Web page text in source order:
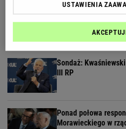
Magyar wybrał
prezydenta Węgier
Sondaż:
III RP
Ponad połowa
Morawieckiego w
USTAWIENIA